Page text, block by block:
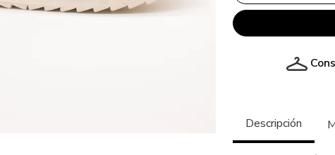
Descripción